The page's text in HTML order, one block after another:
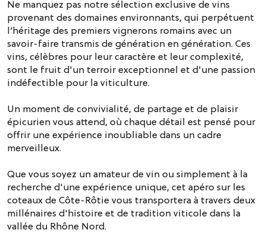
Ne manquez pas notre sélection exclusive de vins
provenant des domaines environnants, qui perpétuent
l’héritage des premiers vignerons romains avec un
savoir-faire transmis de génération en génération. Ces
vins, célèbres pour leur caractère et leur complexité,
sont le fruit d'un terroir exceptionnel et d'une passion
indéfectible pour la viticulture.
Un moment de convivialité, de partage et de plaisir
épicurien vous attend, où chaque détail est pensé pour
offrir une expérience inoubliable dans un cadre
merveilleux.
Que vous soyez un amateur de vin ou simplement à la
recherche d'une expérience unique, cet apéro sur les
coteaux de Côte-Rôtie vous transportera à travers deux
millénaires d'histoire et de tradition viticole dans la
vallée du Rhône Nord.